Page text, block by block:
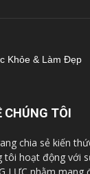
CHÚNG TÔI
chia sẻ kiến
hoạt động với